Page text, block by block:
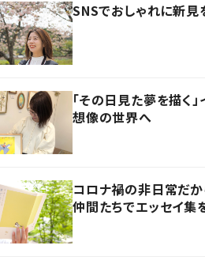
SNSでおしゃれに新
「その日見た夢を描
想像の世界へ
コロナ禍の非日常だか
仲間たちでエッセイ集